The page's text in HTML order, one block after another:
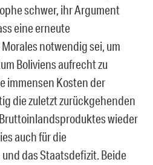
schwer, ihr Argument
eine erneute
notwendig sei, um
Boliviens aufrecht zu
immensen Kosten der
die zuletzt zurückgehenden
wieder
auch für die
das Staatsdefizit. Beide